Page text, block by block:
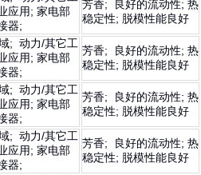
应用; 家电部
器;
芳香; 良好的流动性; 热
稳定性; 脱模性能良好
; 动力/其它工
应用; 家电部
器;
芳香; 良好的流动性; 热
稳定性; 脱模性能良好
; 动力/其它工
应用; 家电部
器;
芳香; 良好的流动性; 热
稳定性; 脱模性能良好
; 动力/其它工
应用; 家电部
器;
芳香; 良好的流动性; 热
稳定性; 脱模性能良好